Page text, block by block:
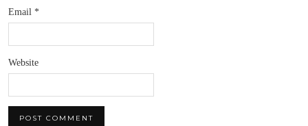
Email *
Website